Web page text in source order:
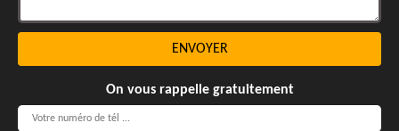
On vous rappelle gratuitement